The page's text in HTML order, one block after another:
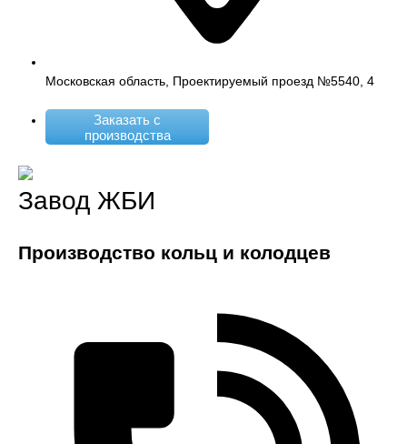
Московская область, Проектируемый проезд №5540, 4
Заказать с
производства
Завод ЖБИ
Производство кольц и колодцев